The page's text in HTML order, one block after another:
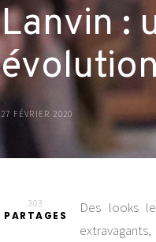
Lanvin :
évolution
27 FÉVRIER 2020
303
PARTAGES
Des looks